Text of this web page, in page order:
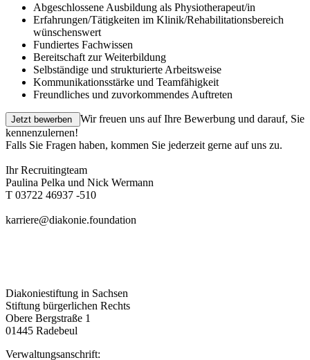
Abgeschlossene Ausbildung als Physiotherapeut/in
Erfahrungen/Tätigkeiten im Klinik/Rehabilitationsbereich
wünschenswert
Fundiertes Fachwissen
Bereitschaft zur Weiterbildung
Selbständige und strukturierte Arbeitsweise
Kommunikationsstärke und Teamfähigkeit
Freundliches und zuvorkommendes Auftreten
Wir freuen uns auf Ihre Bewerbung und darauf, Sie
kennenzulernen!
Falls Sie Fragen haben, kommen Sie jederzeit gerne auf uns zu.
Ihr Recruitingteam
Paulina Pelka und Nick Wermann
T 03722 46937 -510
karriere@diakonie.foundation
Diakoniestiftung in Sachsen
Stiftung bürgerlichen Rechts
Obere Bergstraße 1
01445 Radebeul
Verwaltungsanschrift: